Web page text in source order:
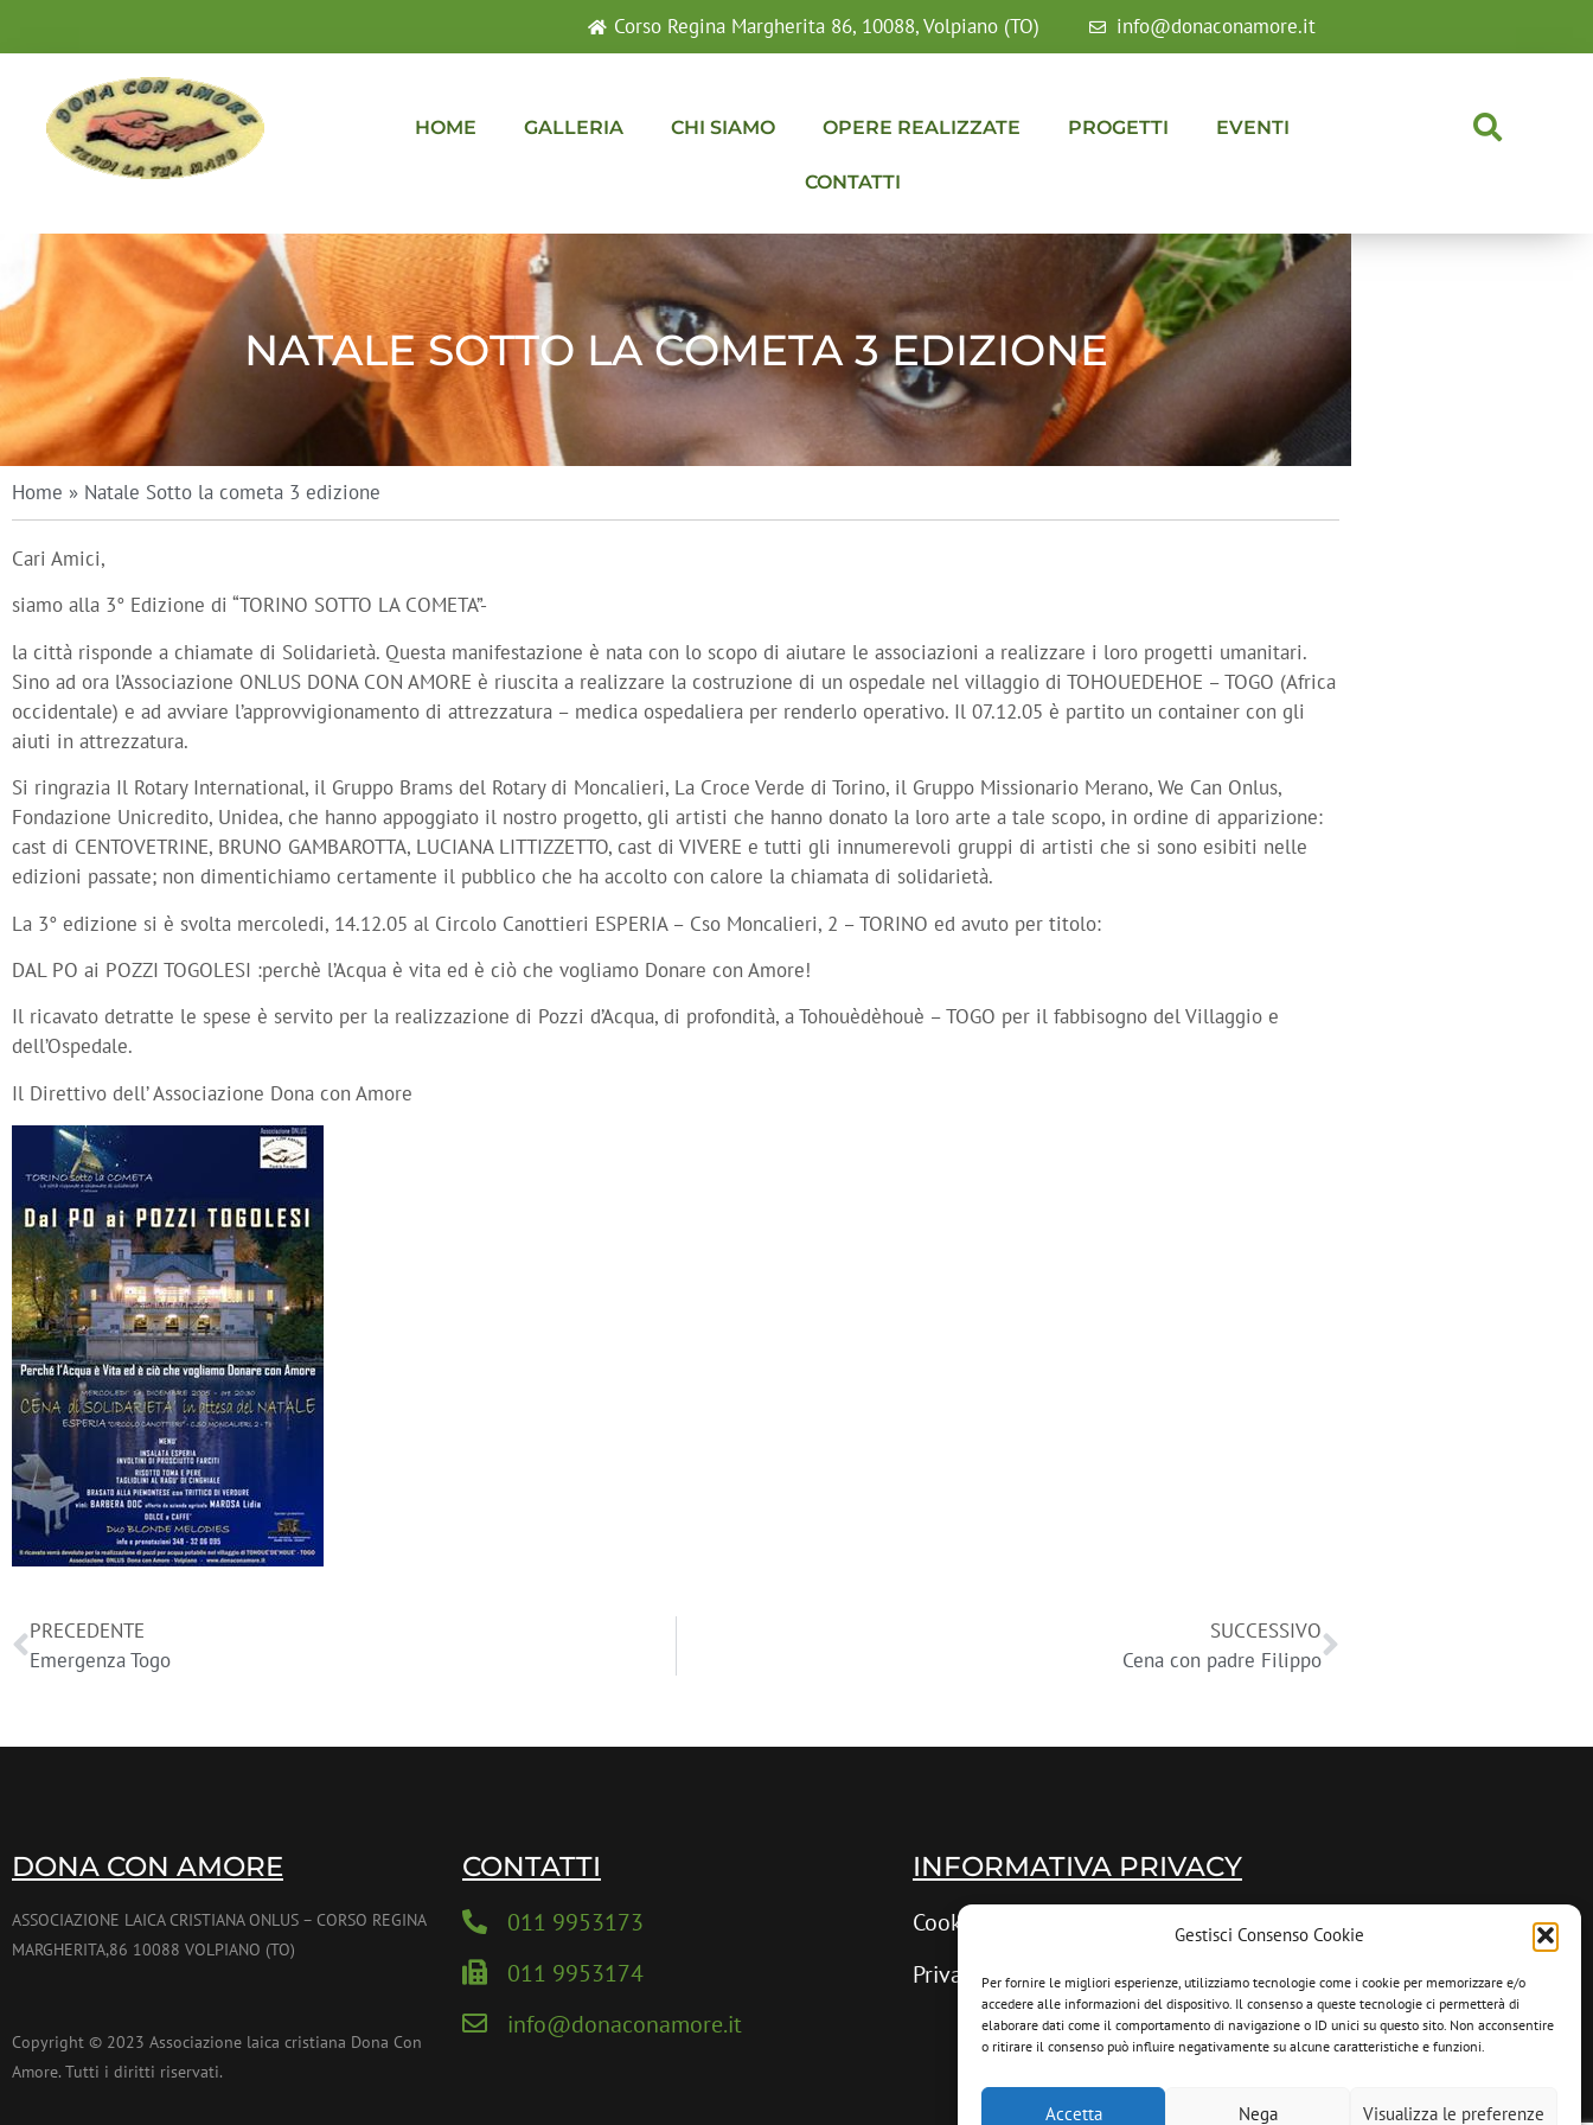
Gestisci Consenso Cookie
Per fornire le migliori esperienze, utilizziamo tecnologie come i cookie per memorizzare e/o
accedere alle informazioni del dispositivo. Il consenso a queste tecnologie ci permetterà di
elaborare dati come il comportamento di navigazione o ID unici su questo sito. Non acconsentire
o ritirare il consenso può influire negativamente su alcune caratteristiche e funzioni.
Accetta Nega Visualizza le preferenze
Corso Regina Margherita 86, 10088, Volpiano (TO) info@donaconamore.it
HOME GALLERIA CHI SIAMO OPERE REALIZZATE PROGETTI EVENTI
CONTATTI
NATALE SOTTO LA COMETA 3 EDIZIONE
Home » Natale Sotto la cometa 3 edizione
Cari Amici,
siamo alla 3° Edizione di “TORINO SOTTO LA COMETA”-
la città risponde a chiamate di Solidarietà. Questa manifestazione è nata con lo scopo di aiutare le associazioni a realizzare i loro progetti umanitari.
Sino ad ora l’Associazione ONLUS DONA CON AMORE è riuscita a realizzare la costruzione di un ospedale nel villaggio di TOHOUEDEHOE – TOGO (Africa
occidentale) e ad avviare l’approvvigionamento di attrezzatura – medica ospedaliera per renderlo operativo. Il 07.12.05 è partito un container con gli
aiuti in attrezzatura.
Si ringrazia Il Rotary International, il Gruppo Brams del Rotary di Moncalieri, La Croce Verde di Torino, il Gruppo Missionario Merano, We Can Onlus,
Fondazione Unicredito, Unidea, che hanno appoggiato il nostro progetto, gli artisti che hanno donato la loro arte a tale scopo, in ordine di apparizione:
cast di CENTOVETRINE, BRUNO GAMBAROTTA, LUCIANA LITTIZZETTO, cast di VIVERE e tutti gli innumerevoli gruppi di artisti che si sono esibiti nelle
edizioni passate; non dimentichiamo certamente il pubblico che ha accolto con calore la chiamata di solidarietà.
La 3° edizione si è svolta mercoledi, 14.12.05 al Circolo Canottieri ESPERIA – Cso Moncalieri, 2 – TORINO ed avuto per titolo:
DAL PO ai POZZI TOGOLESI :perchè l’Acqua è vita ed è ciò che vogliamo Donare con Amore!
Il ricavato detratte le spese è servito per la realizzazione di Pozzi d’Acqua, di profondità, a Tohouèdèhouè – TOGO per il fabbisogno del Villaggio e
dell’Ospedale.
Il Direttivo dell’ Associazione Dona con Amore
PRECEDENTE
Emergenza Togo
SUCCESSIVO
Cena con padre Filippo
DONA CON AMORE
ASSOCIAZIONE LAICA CRISTIANA ONLUS – CORSO REGINA
MARGHERITA,86 10088 VOLPIANO (TO)
Copyright © 2023 Associazione laica cristiana Dona Con
Amore. Tutti i diritti riservati.
CONTATTI
011 9953173
011 9953174
info@donaconamore.it
INFORMATIVA PRIVACY
Cookie Policy
Privacy Policy